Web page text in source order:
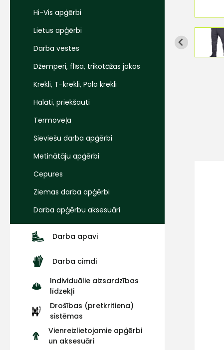
Hi-Vis apģērbi
Lietus apģērbi
Darba vestes
Džemperi, flīsa, trikotāžas jakas
Krekli, T-krekli, Polo krekli
Halāti, priekšauti
Termoveļa
Sieviešu darba apģērbi
Metinātāju apģērbi
Cepures
Ziemas darba apģērbi
Darba apģērbu aksesuāri
Darba apavi
Darba cimdi
Individuālie aizsardzības
līdzekļi
Drošības (pretkritiena)
sistēmas
Vienreizlietojamie apģērbi
un aksesuāri